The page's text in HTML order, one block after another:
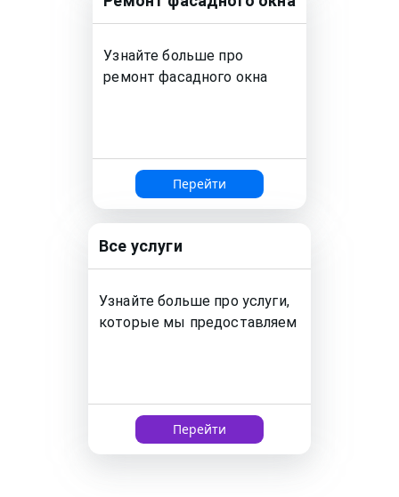
Узнайте больше про
ремонтфасадного окна
Перейти
Все услуги
Узнайте больше про услуги,
которые мы предоставляем
Перейти